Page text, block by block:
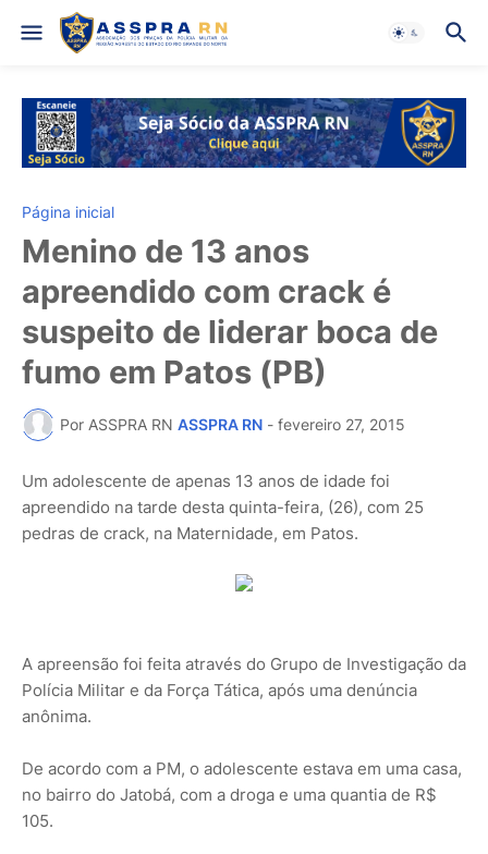
Página inicial
Menino de 13 anos
apreendido com crack é
suspeito de liderar boca de
fumo em Patos (PB)
Por ASSPRA RN ASSPRA RN - fevereiro 27, 2015
Um adolescente de apenas 13 anos de idade foi
apreendido na tarde desta quinta-feira, (26), com 25
pedras de crack, na Maternidade, em Patos.
A apreensão foi feita através do Grupo de Investigação da
Polícia Militar e da Força Tática, após uma denúncia
anônima.
De acordo com a PM, o adolescente estava em uma casa,
no bairro do Jatobá, com a droga e uma quantia de R$
105.